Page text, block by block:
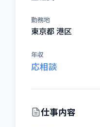
勤務地
東京都 港区
年収
応相談
仕事内容